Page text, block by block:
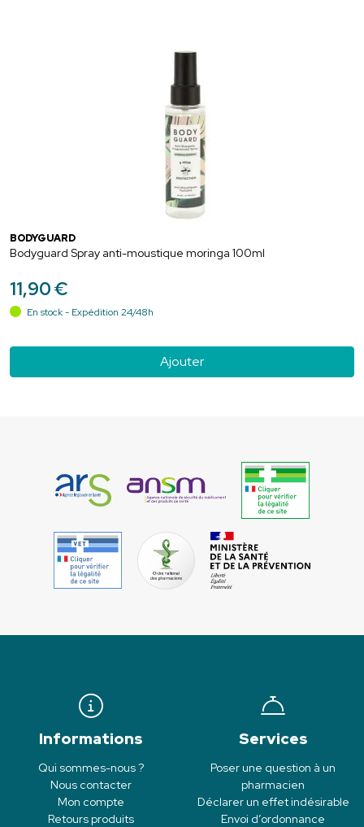
BODYGUARD
Bodyguard Spray anti-moustique moringa 100ml
11,90€
En stock - Expédition 24/48h
Ajouter
Informations
Qui sommes-nous ?
Nous contacter
Mon compte
Retours produits
Services
Poser une question à un
pharmacien
Déclarer un effet indésirable
Envoi d’ordonnance